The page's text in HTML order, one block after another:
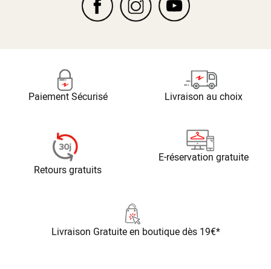
Paiement Sécurisé Livraison au choix
Retours gratuits
E-réservation gratuite
Livraison Gratuiteen boutique dès 19€*